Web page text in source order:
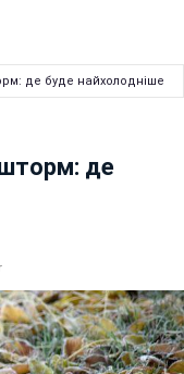
де буде найхолодніше
де